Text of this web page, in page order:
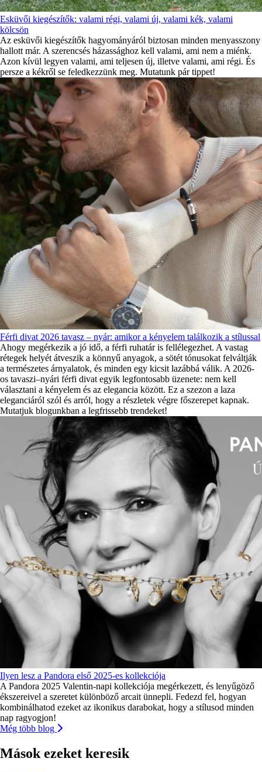
Esküvői kiegészítők: valami régi, valami új, valami kék, valami
kölcsön
Az esküvői kiegészítők hagyományáról biztosan minden menyasszony
hallott már. A szerencsés házassághoz kell valami, ami nem a miénk.
Azon kívül legyen valami, ami teljesen új, illetve valami, ami régi. És
persze a kékről se feledkezzünk meg. Mutatunk pár tippet!
Férfi divat 2026 tavasz – nyár: amikor a kényelem találkozik a stílussal
Ahogy megérkezik a jó idő, a férfi ruhatár is fellélegezhet. A vastag
rétegek helyét átveszik a könnyű anyagok, a sötét tónusokat felváltják
a természetes árnyalatok, és minden egy kicsit lazábbá válik. A 2026-
os tavaszi–nyári férfi divat egyik legfontosabb üzenete: nem kell
választani a kényelem és az elegancia között. Ez a szezon a laza
eleganciáról szól és arról, hogy a részletek végre főszerepet kapnak.
Mutatjuk blogunkban a legfrissebb trendeket!
Ilyen lesz a Pandora első 2025-es kollekciója
A Pandora 2025 Valentin-napi kollekciója megérkezett, és lenyűgöző
ékszereivel a szeretet különböző arcait ünnepli. Fedezd fel, hogyan
kombinálhatod ezeket az ikonikus darabokat, hogy a stílusod minden
nap ragyogjon!
Még több blog
Mások ezeket keresik